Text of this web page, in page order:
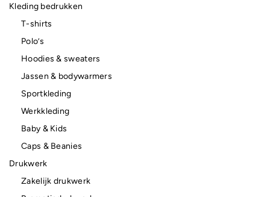
Kleding bedrukken
T-shirts
Polo’s
Hoodies & sweaters
Jassen & bodywarmers
Sportkleding
Werkkleding
Baby & Kids
Caps & Beanies
Drukwerk
Zakelijk drukwerk